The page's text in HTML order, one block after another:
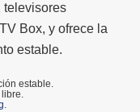
televisores
Box, y ofrece la
estable.
estable.
.